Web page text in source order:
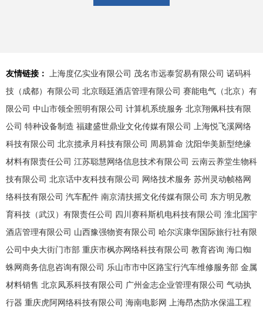
友情链接： 上海度亿实业有限公司 茂名市远泰贸易有限公司 诺码科
技（成都）有限公司 北京颐廷酒店管理有限公司 赛能电气（北京）有
限公司 中山市领全照明有限公司 计算机系统服务 北京翔佩科技有限
公司 特种设备制造 福建盛世鼎业文化传媒有限公司
上海悦飞溪网络
科技有限公司 北京揽承月科技有限公司 周易算命 沈阳华美新型绝缘
材料有限责任公司 江苏聪慧网络信息技术有限公司 云南云养堂生物科
技有限公司 北京话中友科技有限公司 网络技术服务 苏州灵动帧格网
络科技有限公司 汽车配件 南京清扶摇文化传媒有限公司 东方明见教
育科技（武汉）有限责任公司 四川赛科斯机电科技有限公司 淮北国宇
酒店管理有限公司 山西豫强物资有限公司 哈尔滨康华国际旅行社有限
公司中央大街门市部 重庆市枫亦网络科技有限公司 教育咨询 海口蜘
蛛网商务信息咨询有限公司 乐山市市中区路宝行汽车维修服务部 金属
材料销售 北京凤系科技有限公司 广州金志企业管理有限公司 气动执
行器 重庆虎阿网络科技有限公司 海南电影网
上海昂杰防水保温工程